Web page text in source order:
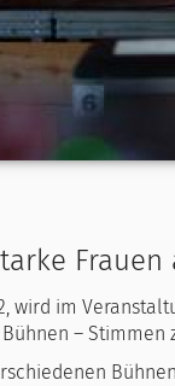
wird im
– Stimmen